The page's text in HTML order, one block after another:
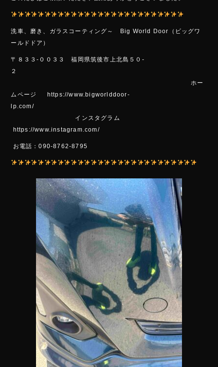
洗車、磨き 、ガラスコーティング～ Big World Door（ビッグワ
ールドドア）
〒８３３-００３３ 福岡県筑後市上北島５０-
２
ホー
ムページ https://www.bigworlddoor-
lp.com/
インスタグラム
https://www.instagram.com/
お電話：090-8762-8795